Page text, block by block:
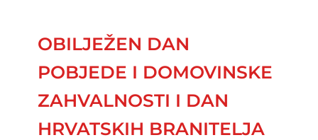
OBILJEŽEN DAN
POBJEDE I DOMOVINSKE
ZAHVALNOSTI I DAN
HRVATSKIH BRANITELJA